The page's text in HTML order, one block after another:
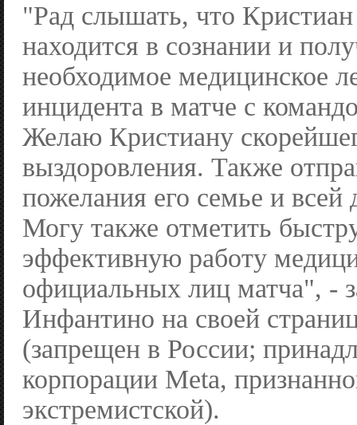
"Рад слышать, что
находится в сознании и
необходимое медицинское
инцидента в матче с
Желаю Кристиану
выздоровления. Также
пожелания его семье и всей
Могу также отметить
эффективную работу
официальных лиц матча", -
Инфантино на своей
(запрещен в России;
корпорации Meta,
экстремистской).